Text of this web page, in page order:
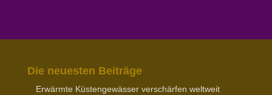
Die neuesten Beiträge
Erwärmte Küsten­ge­wässer verschärfen weltweit